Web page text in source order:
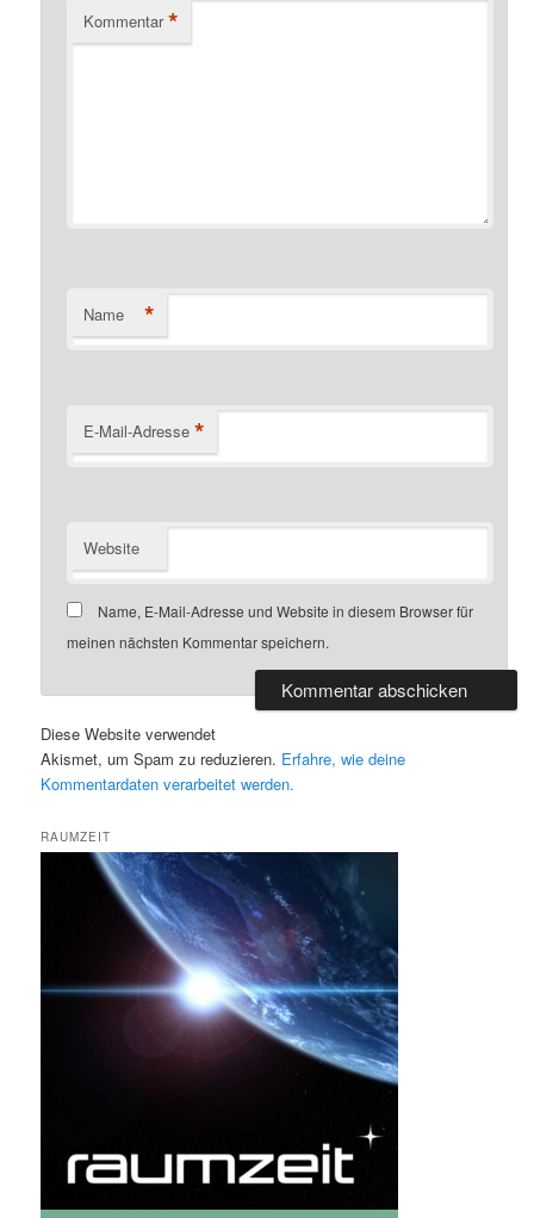
Kommentar *
Name *
E-Mail-Adresse *
Website
Name, E-Mail-Adresse und Website in diesem Browser für
meinen nächsten Kommentar speichern.
Diese Website verwendet
Akismet, um Spam zu reduzieren. Erfahre, wie deine
Kommentardaten verarbeitet werden.
RAUMZEIT